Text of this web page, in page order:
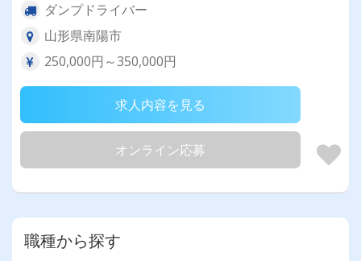
ダンプドライバー
山形県南陽市
250,000円～350,000円
求人内容を見る
オンライン応募
職種から探す